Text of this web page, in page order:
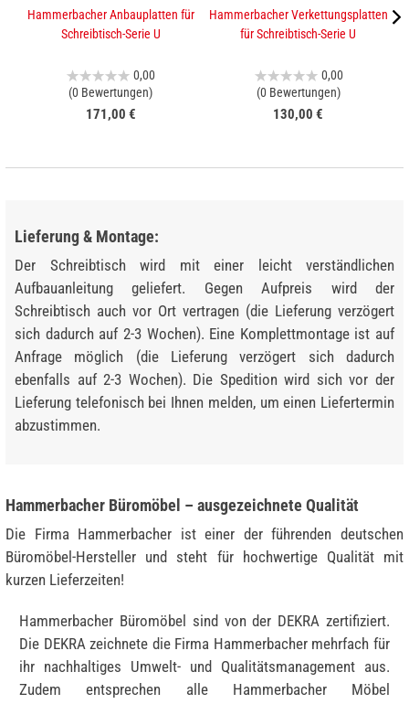
Hammerbacher Anbauplatten für
Schreibtisch-Serie U
0,00
(0 Bewertungen)
171,00 €
Hammerbacher Verkettungsplatten
für Schreibtisch-Serie U
0,00
(0 Bewertungen)
130,00 €
Lieferung & Montage:
Der Schreibtisch wird mit einer leicht verständlichen
Aufbauanleitung geliefert. Gegen Aufpreis wird der
Schreibtisch auch vor Ort vertragen (die Lieferung verzögert
sich dadurch auf 2-3 Wochen). Eine Komplettmontage ist auf
Anfrage möglich (die Lieferung verzögert sich dadurch
ebenfalls auf 2-3 Wochen). Die Spedition wird sich vor der
Lieferung telefonisch bei Ihnen melden, um einen Liefertermin
abzustimmen.
Hammerbacher Büromöbel – ausgezeichnete Qualität
Die Firma Hammerbacher ist einer der führenden deutschen
Büromöbel-Hersteller und steht für hochwertige Qualität mit
kurzen Lieferzeiten!
Hammerbacher Büromöbel sind von der DEKRA zertifiziert.
Die DEKRA zeichnete die Firma Hammerbacher mehrfach für
ihr nachhaltiges Umwelt- und Qualitätsmanagement aus.
Zudem entsprechen alle Hammerbacher Möbel